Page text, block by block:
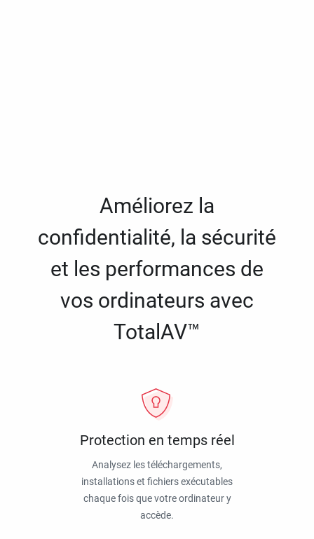
Améliorez la
confidentialité, la sécurité
et les performances de
vos ordinateurs avec
TotalAV™
Protection en temps réel
Analysez les téléchargements,
installations et fichiers exécutables
chaque fois que votre ordinateur y
accède.